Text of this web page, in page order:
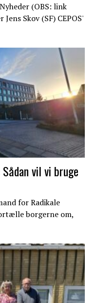
(OBS: link
Skov (SF) CEPOS'
vil vi bruge
for Radikale
borgerne om,